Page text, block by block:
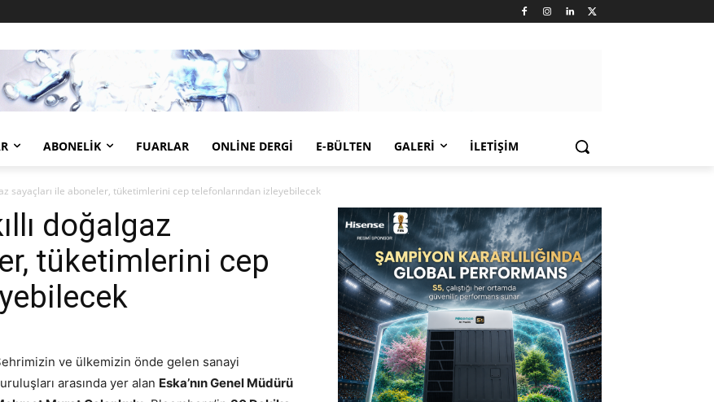
ABONELIK FUARLAR ONLINE DERGI E-BÜLTEN GALERI İLETIŞIM
sayaçları ile aboneler, tüketimlerini cep telefonlarından izleyebilecek
doğalgaz
tüketimlerini cep
ve ülkemizin önde gelen sanayi
arasında yer alan Eska’nın Genel Müdürü